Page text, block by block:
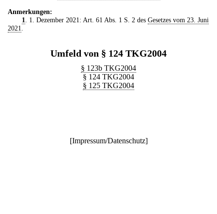
Anmerkungen:
1
. 1. Dezember 2021: Art. 61 Abs. 1 S. 2 des Gesetzes vom 23. Juni
2021
Umfeld von § 124 TKG2004
§ 123b TKG2004
§ 124 TKG2004
§ 125 TKG2004
[Impressum/Datenschutz]